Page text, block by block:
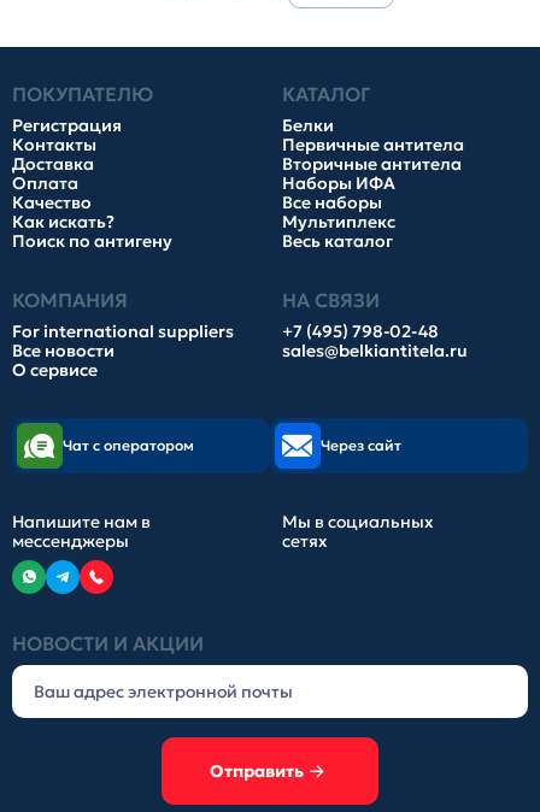
ПОКУПАТЕЛЮ
Регистрация
Контакты
Доставка
Оплата
Качество
Как искать?
Поиск по антигену
КАТАЛОГ
Белки
Первичные антитела
Вторичные антитела
Наборы ИФА
Все наборы
Мультиплекс
Весь каталог
КОМПАНИЯ
For international suppliers
Все новости
О сервисе
НА СВЯЗИ
+7 (495) 798-02-48
sales@belkiantitela.ru
НОВОСТИ И АКЦИИ
Отправить
Чат с оператором Через сайт
Напишите нам в
мессенджеры
Мы в социальных
сетях